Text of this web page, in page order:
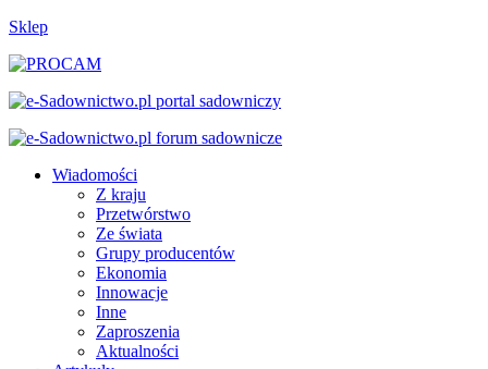
Sklep
Wiadomości
Z kraju
Przetwórstwo
Ze świata
Grupy producentów
Ekonomia
Innowacje
Inne
Zaproszenia
Aktualności